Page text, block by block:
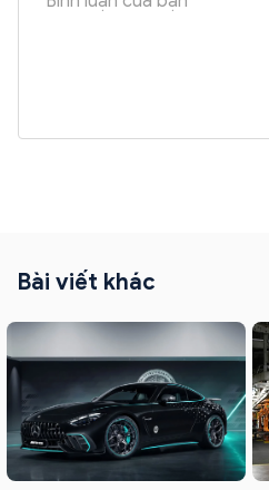
Bài viết khác